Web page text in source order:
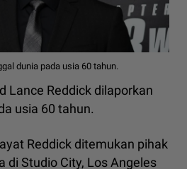
dunia pada usia 60 tahun.
Lance Reddick dilaporkan
usia 60 tahun.
Reddick ditemukan pihak
di Studio City, Los Angeles